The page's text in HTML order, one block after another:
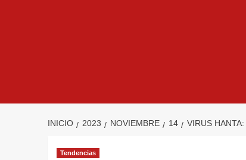
INICIO 2023 NOVIEMBRE 14 VIRUS
Tendencias